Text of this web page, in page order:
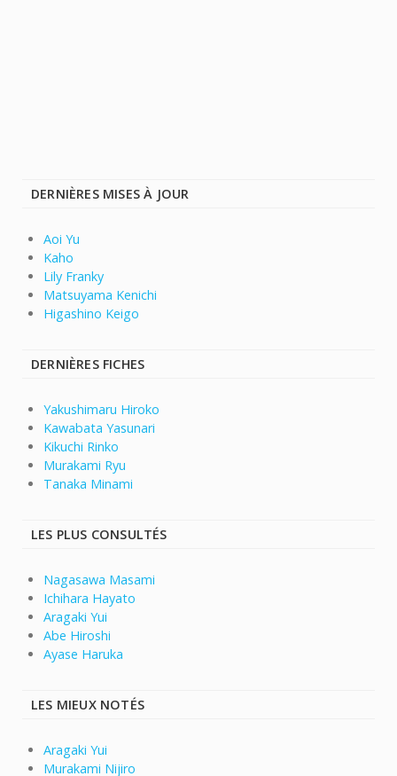
DERNIÈRES MISES À JOUR
Aoi Yu
Kaho
Lily Franky
Matsuyama Kenichi
Higashino Keigo
DERNIÈRES FICHES
Yakushimaru Hiroko
Kawabata Yasunari
Kikuchi Rinko
Murakami Ryu
Tanaka Minami
LES PLUS CONSULTÉS
Nagasawa Masami
Ichihara Hayato
Aragaki Yui
Abe Hiroshi
Ayase Haruka
LES MIEUX NOTÉS
Aragaki Yui
Murakami Nijiro